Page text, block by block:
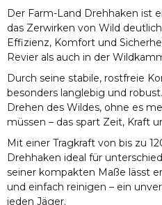
Der Farm-Land Drehhaken ist
das Zerwirken von Wild
Effizienz, Komfort und
Revier als auch in der
Durch seine stabile, rostfreie
besonders langlebig und
Drehen des Wildes, ohne es
müssen – das spart Zeit, Kraft
Mit einer Tragkraft von bis zu
Drehhaken ideal für
seiner kompakten Maße lässt
und einfach reinigen – ein
jeden Jäger.